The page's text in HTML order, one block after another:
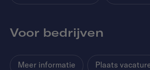
Voor bedrijven
Meer informatie Plaats